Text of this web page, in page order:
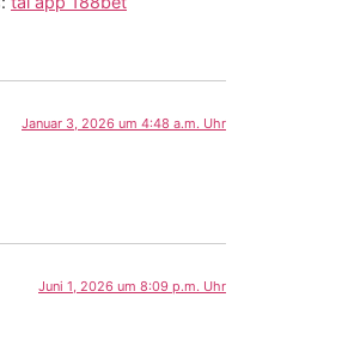
Januar 3, 2026 um 4:48 a.m. Uhr
Juni 1, 2026 um 8:09 p.m. Uhr